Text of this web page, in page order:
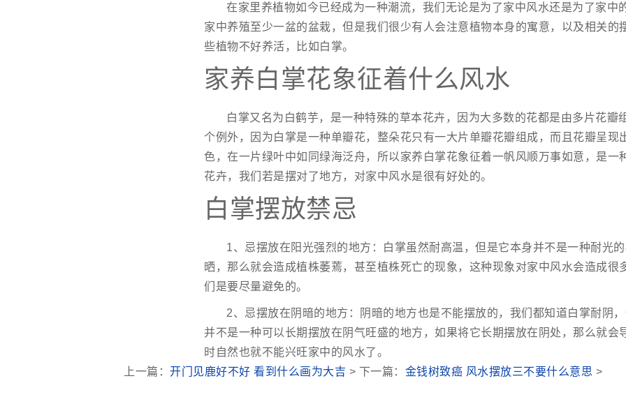
在家里养植物如今已经成为一种潮流，我们无论是为了家中风水还是为了家中
家中养殖至少一盆的盆栽，但是我们很少有人会注意植物本身的寓意，以及相关的
些植物不好养活，比如白掌。
家养白掌花象征着什么风水
白掌又名为白鹤芋，是一种特殊的草本花卉，因为大多数的花都是由多片花瓣
个例外，因为白掌是一种单瓣花，整朵花只有一大片单瓣花瓣组成，而且花瓣呈现
色，在一片绿叶中如同绿海泛舟，所以家养白掌花象征着一帆风顺万事如意，是一
花卉，我们若是摆对了地方，对家中风水是很有好处的。
白掌摆放禁忌
1、忌摆放在阳光强烈的地方：白掌虽然耐高温，但是它本身并不是一种耐光
晒，那么就会造成植株萎蔫，甚至植株死亡的现象，这种现象对家中风水会造成很
们是要尽量避免的。
2、忌摆放在阴暗的地方：阴暗的地方也是不能摆放的，我们都知道白掌耐阴
并不是一种可以长期摆放在阴气旺盛的地方，如果将它长期摆放在阴处，那么就会
时自然也就不能兴旺家中的风水了。
上一篇： 开门见鹿好不好 看到什么画为大吉 > 下一篇： 金钱树致癌 风水摆放三不要什么意思 >